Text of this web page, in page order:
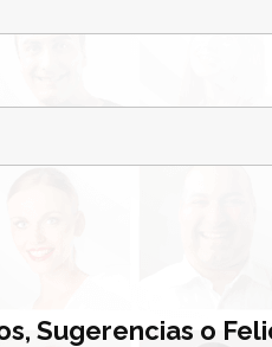
Sugerencias o